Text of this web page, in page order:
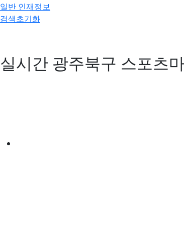
일반 인재정보
검색초기화
실시간 광주북구 스포츠